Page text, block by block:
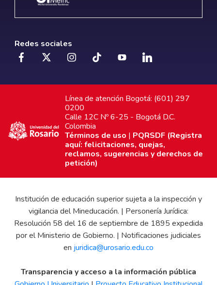
Redes sociales
Línea de atención Bogotá: (601) 297
0200
Calle 12C Nº 6-25 - Bogotá D.C.
Colombia
Términos de uso | PQRSDF (Registra
aquí: felicitaciones, quejas,
reclamos, sugerencias y derechos de
petición)
Institución de educación superior sujeta a la inspección y
vigilancia del Mineducación. | Personería Jurídica:
Resolución 58 del 16 de septiembre de 1895 expedida
por el Ministerio de Gobierno. | Notificaciones judiciales
en juridica@urosario.edu.co
Transparencia y acceso a la información pública